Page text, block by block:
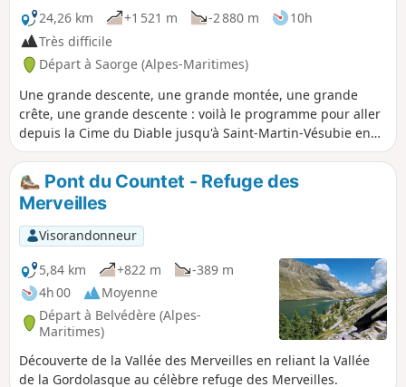
24,26 km
+1 521 m -2 880 m
10h
Très difficile
Départ à Saorge (Alpes-Maritimes)
Une grande descente, une grande montée, une grande
crête, une grande descente : voilà le programme pour aller
depuis la Cime du Diable jusqu'à Saint-Martin-Vésubie en
passant par la cime de la Vallette de Prals, la Tête de Cinant,
le Mont Lapassé et la Cime de la Pallu.
Pont du Countet - Refuge des
Merveilles
Visorandonneur
5,84 km
+822 m
-389 m
4h 00
Moyenne
Départ à Belvédère (Alpes-
Maritimes)
Découverte de la Vallée des Merveilles en reliant la Vallée
de la Gordolasque au célèbre refuge des Merveilles.